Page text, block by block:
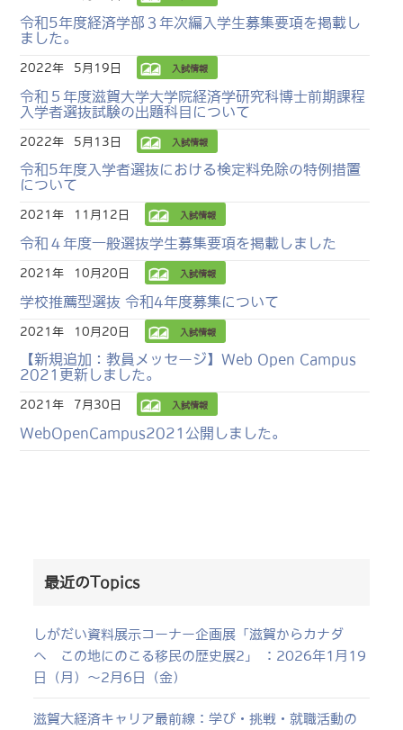
令和5年度経済学部３年次編入学生募集要項を掲載し
ました。
2022年 5月19日 入試情報
令和５年度滋賀大学大学院経済学研究科博士前期課程
入学者選抜試験の出題科目について
2022年 5月13日 入試情報
令和5年度入学者選抜における検定料免除の特例措置
について
2021年 11月12日 入試情報
令和４年度一般選抜学生募集要項を掲載しました
2021年 10月20日 入試情報
学校推薦型選抜 令和4年度募集について
2021年 10月20日 入試情報
【新規追加：教員メッセージ】Web Open Campus
2021更新しました。
2021年 7月30日 入試情報
WebOpenCampus2021公開しました。
最近のTopics
しがだい資料展示コーナー企画展「滋賀からカナダ
へ この地にのこる移民の歴史展2」 ：2026年1月19
日（月）～2月6日（金）
滋賀大経済キャリア最前線：学び・挑戦・就職活動の